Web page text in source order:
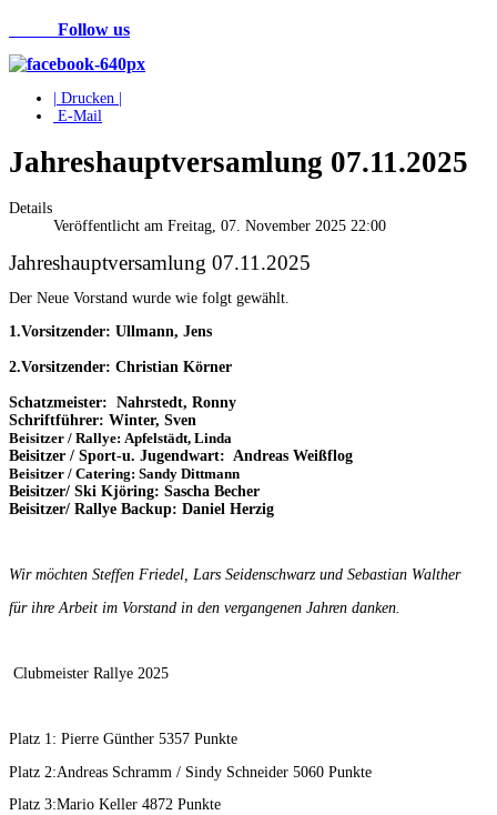
Follow us
| Drucken |
E-Mail
Jahreshauptversamlung 07.11.2025
Details
Veröffentlicht am Freitag, 07. November 2025 22:00
Jahreshauptversamlung 07.11.2025
Der Neue Vorstand wurde wie folgt gewählt.
1.Vorsitzender: Ullmann, Jens
2.Vorsitzender: Christian Körner
Schatzmeister: Nahrstedt, Ronny
Schriftführer: Winter, Sven
Beisitzer / Rallye: Apfelstädt, Linda
Beisitzer / Sport-u. Jugendwart: Andreas Weißflog
Beisitzer / Catering: Sandy Dittmann
Beisitzer/ Ski Kjöring: Sascha Becher
Beisitzer/ Rallye Backup: Daniel Herzig
Wir möchten Steffen Friedel, Lars Seidenschwarz und Sebastian Walther
für ihre Arbeit im Vorstand in den vergangenen Jahren danken.
Clubmeister Rallye 2025
Platz 1: Pierre Günther 5357 Punkte
Platz 2:Andreas Schramm / Sindy Schneider 5060 Punkte
Platz 3:Mario Keller 4872 Punkte